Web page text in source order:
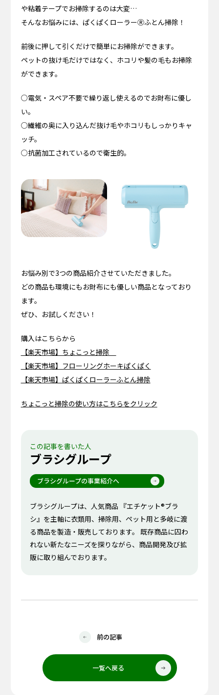
や粘着テープでお掃除するのは大変…
そんなお悩みには、ぱくぱくローラーⓇふとん掃除！
前後に押して引くだけで簡単にお掃除ができます。
ペットの抜け毛だけではなく、ホコリや髪の毛もお掃除
ができます。
○電気・スペア不要で繰り返し使えるのでお財布に優し
い。
○繊維の奥に入り込んだ抜け毛やホコリもしっかりキャ
ッチ。
○抗菌加工されているので衛生的。
お悩み別で3つの商品紹介させていただきました。
どの商品も環境にもお財布にも優しい商品となっており
ます。
ぜひ、お試しください！
購入はこちらから
【楽天市場】ちょこっと掃除
【楽天市場】フローリングホーキぱくぱく
【楽天市場】ぱくぱくローラーふとん掃除
ちょこっと掃除の使い方はこちらをクリック
この記事を書いた人
ブラシグループ
ブラシグループの事業紹介へ
ブラシグループは、人気商品 『エチケット®ブラ
シ』を主軸に衣類用、掃除用、ペット用と多岐に渡
る商品を製造・販売しております。 既存商品に囚わ
れない新たなニーズを探りながら、商品開発及び拡
販に取り組んでおります。
前の記事
一覧へ戻る